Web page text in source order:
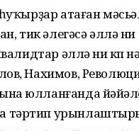
атаған
тик әлегәсә әллә
әллә ни күп
Нахимов,
юлланғанда